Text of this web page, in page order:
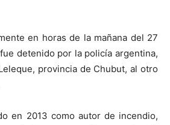
en horas de la mañana del 27
detenido por la policía argentina,
provincia de Chubut, al otro
en 2013 como autor de incendio,